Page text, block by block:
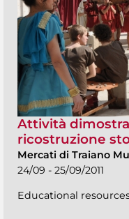
Attività
ricostruzione
Mercati di Traiano
24/09 - 25/09/2011
Educational